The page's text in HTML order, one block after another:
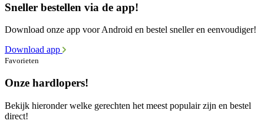
Sneller bestellen via de app!
Download onze app voor Android en bestel sneller en eenvoudiger!
Download app
Favorieten
Onze hardlopers!
Bekijk hieronder welke gerechten het meest populair zijn en bestel
direct!